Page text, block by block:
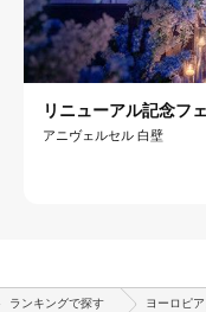
リニューアル記念フ
アニヴェルセル 白壁
ランキングで探す ヨーロピ